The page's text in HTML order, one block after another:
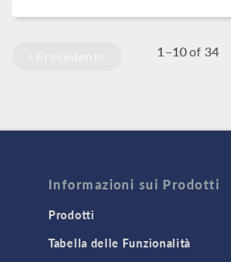
1–10of 34
Informazioni sui Prodotti
Prodotti
Tabella delle Funzionalità